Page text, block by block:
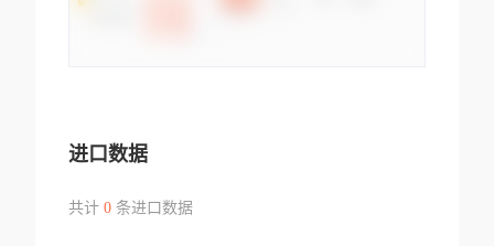
进口数据
共计 0条进口数据